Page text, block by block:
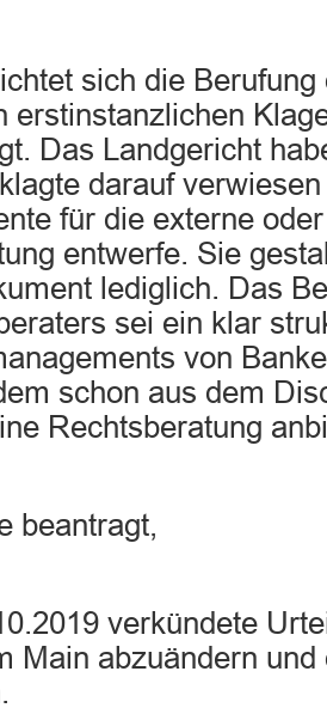
sich die
erstinstanzlichen
Das Landgericht
darauf
für die externe
entwerfe. Sie
lediglich. Das
sei ein klar
von
schon aus dem
Rechtsberatung
beantragt,
verkündete
Main abzuändern und